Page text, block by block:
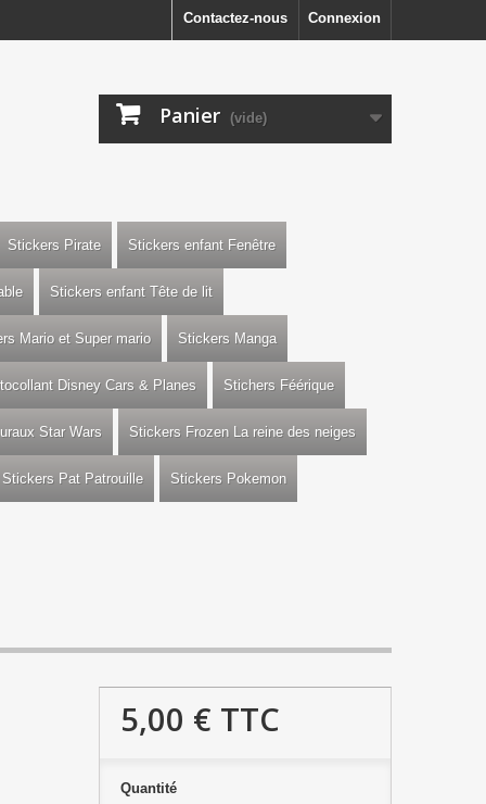
Connexion
Contactez-nous
Panier (vide)
Stickers Pirate Stickers enfant Fenêtre
Stickers enfant Tête de lit
Mario et Super mario Stickers Manga
Disney Cars & Planes Stichers Féérique
Star Wars Stickers Frozen La reine des neiges
Stickers Pat Patrouille Stickers Pokemon
5,00 € TTC
Quantité